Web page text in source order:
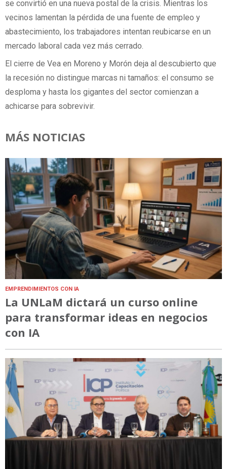
se convirtió en una nueva postal de la crisis. Mientras los
vecinos lamentan la pérdida de una fuente de empleo y
abastecimiento, los trabajadores intentan reubicarse en un
mercado laboral cada vez más cerrado.
El cierre de Vea en Moreno y Morón deja al descubierto que
la recesión no distingue marcas ni tamaños: el consumo se
desploma y hasta los gigantes del sector comienzan a
achicarse para sobrevivir.
MÁS NOTICIAS
EMPRENDIMIENTOS CON IA
La UNLaM dictará un curso online
para transformar ideas en negocios
con IA